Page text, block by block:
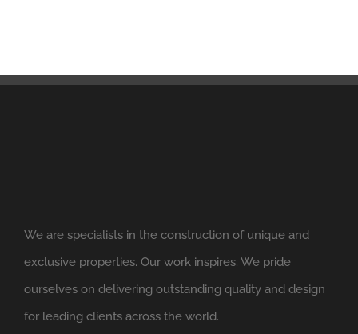
We are specialists in the construction of unique and
exclusive properties. Our work inspires. We pride
ourselves on delivering outstanding quality and design
for leading clients across the world.